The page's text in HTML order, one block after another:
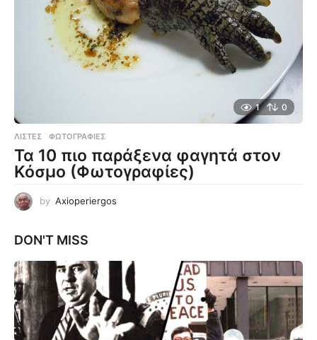
1 0
ΛΊΣΤΕΣ ,ΦΩΤΟΓΡΑΦΊΕΣ
Τα 10 πιο παράξενα φαγητά στον
Κόσμο (Φωτογραφίες)
by Axioperiergos
DON'T MISS